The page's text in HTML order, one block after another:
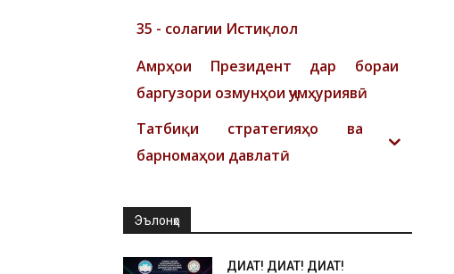
35 - солагии Истиқлол
Амрҳои Президент дар бораи
баргузори озмунҳои ҷумҳуриявӣ
Татбиқи стратегияҳо ва
барномаҳои давлатӣ
Эълонҳо
ДИҚҚАТ! ДИҚҚАТ! ДИҚҚАТ!